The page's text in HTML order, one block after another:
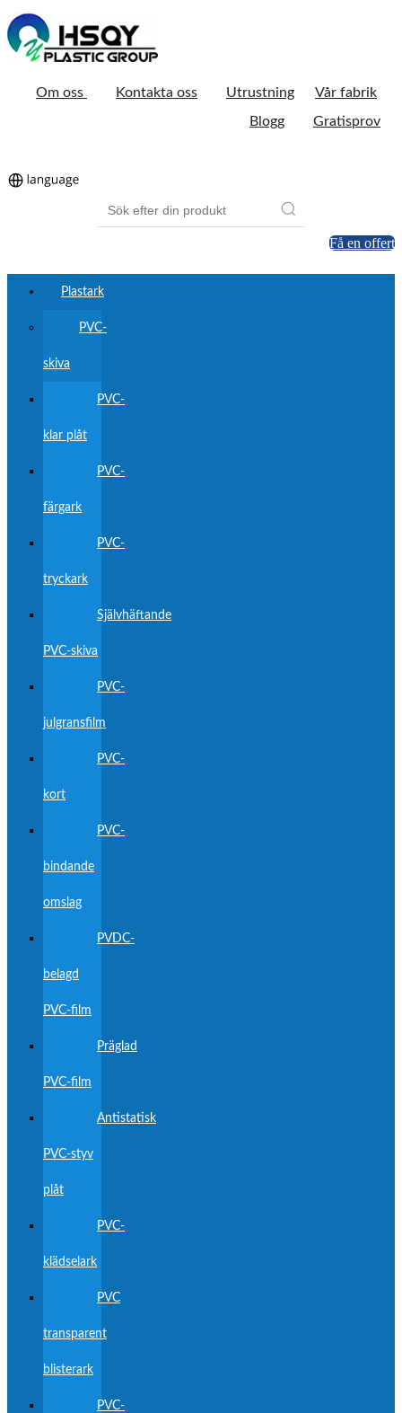
Om oss Kontakta oss Utrustning
Vår fabrik
Blogg
Gratisprov
Få en offert
Plastark
PVC-
skiva
PVC-
klar plåt
PVC-
färgark
PVC-
tryckark
Självhäftande
PVC-skiva
PVC-
julgransfilm
PVC-
kort
PVC-
bindande
omslag
PVDC-
belagd
PVC-film
Präglad
PVC-film
Antistatisk
PVC-styv
plåt
PVC-
klädselark
PVC
transparent
blisterark
PVC-